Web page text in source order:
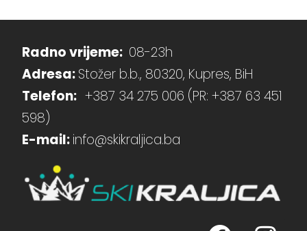
Radno vrijeme: 08-23h
Adresa:Stožer b.b., 80320, Kupres, BiH
Telefon:+387 34 275 006 (PR: +387 63 451
598)
E-mail:info@skikraljica.ba